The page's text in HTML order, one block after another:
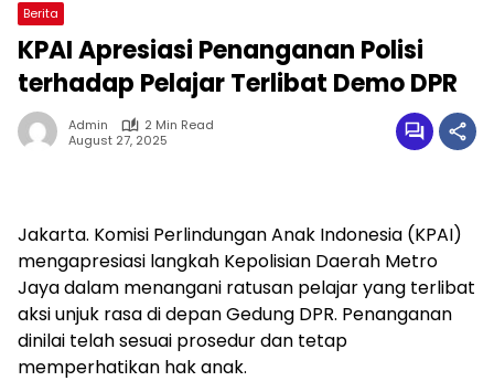
Berita
KPAI Apresiasi Penanganan Polisi
terhadap Pelajar Terlibat Demo DPR
Admin
2 Min Read
August 27, 2025
Jakarta. Komisi Perlindungan Anak Indonesia (KPAI)
mengapresiasi langkah Kepolisian Daerah Metro
Jaya dalam menangani ratusan pelajar yang terlibat
aksi unjuk rasa di depan Gedung DPR. Penanganan
dinilai telah sesuai prosedur dan tetap
memperhatikan hak anak.